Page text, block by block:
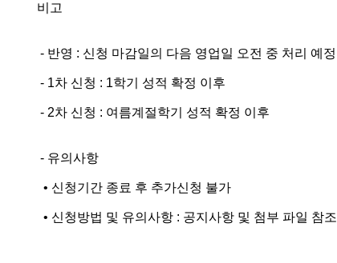
비고
- 반영 : 신청 마감일의 다음 영업일 오전 중 처리 예정
- 1차 신청 : 1학기 성적 확정 이후
- 2차 신청 : 여름계절학기 성적 확정 이후
- 유의사항
• 신청기간 종료 후 추가신청 불가
• 신청방법 및 유의사항 : 공지사항 및 첨부 파일 참조